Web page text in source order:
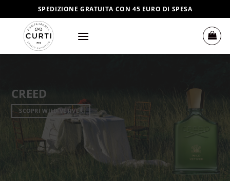
ai
contenuti
SPEDIZIONE GRATUITA CON 45 EURO DI SPESA
CREED
SCOPRI WILD VETIVER